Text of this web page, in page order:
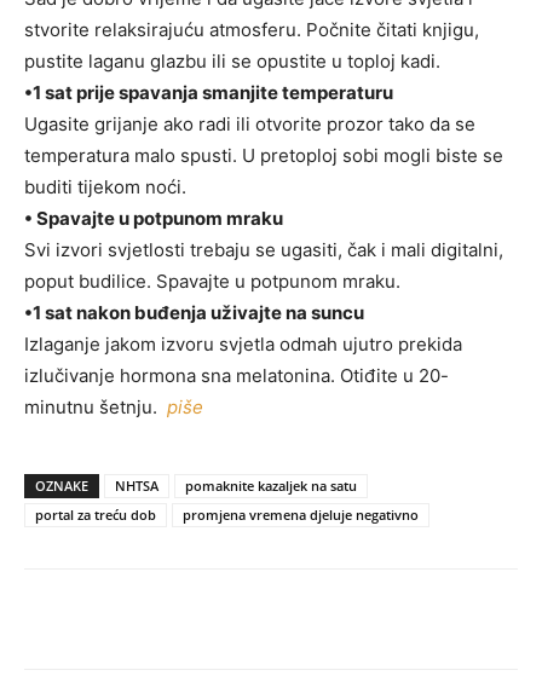
stvorite relaksirajuću atmosferu. Počnite čitati knjigu,
pustite laganu glazbu ili se opustite u toploj kadi.
•1 sat prije spavanja smanjite temperaturu
Ugasite grijanje ako radi ili otvorite prozor tako da se
temperatura malo spusti. U pretoploj sobi mogli biste se
buditi tijekom noći.
• Spavajte u potpunom mraku
Svi izvori svjetlosti trebaju se ugasiti, čak i mali digitalni,
poput budilice. Spavajte u potpunom mraku.
•1 sat nakon buđenja uživajte na suncu
Izlaganje jakom izvoru svjetla odmah ujutro prekida
izlučivanje hormona sna melatonina. Otiđite u 20-
minutnu šetnju. piše
OZNAKE NHTSA
pomaknite kazaljek na satu
portal za treću dob
promjena vremena djeluje negativno